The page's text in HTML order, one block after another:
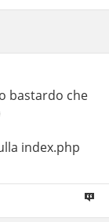
bastardo che
index.php